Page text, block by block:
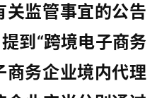
关监管事宜的公告
到“跨境电子商务
商务企业境内代理